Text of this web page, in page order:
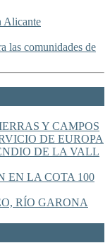
Alicante
las comunidades de
Y CAMPOS
DE EUROPA
DE LA VALL
EN LA COTA 100
RÍO GARONA